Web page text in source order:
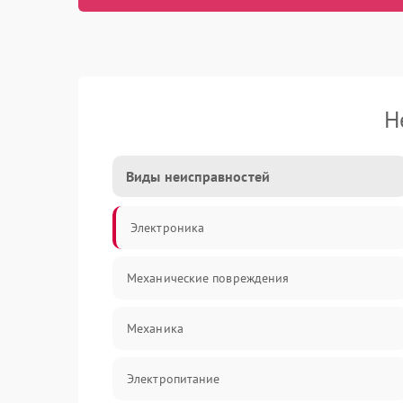
Виды неисправностей
Электроника
Механические повреждения
Механика
Электропитание